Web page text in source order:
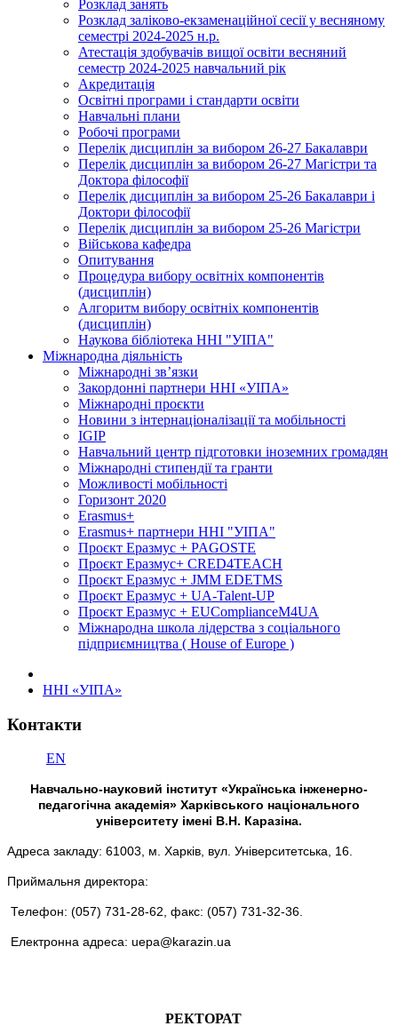
Розклад занять
Розклад заліково-екзаменаційної сесії у весняному
семестрі 2024-2025 н.р.
Атестація здобувачів вищої освіти весняний
семестр 2024-2025 навчальний рік
Акредитація
Освітні програми і стандарти освіти
Навчальні плани
Робочі програми
Перелік дисциплін за вибором 26-27 Бакалаври
Перелік дисциплін за вибором 26-27 Магістри та
Доктора філософії
Перелік дисциплін за вибором 25-26 Бакалаври і
Доктори філософії
Перелік дисциплін за вибором 25-26 Магістри
Військова кафедра
Опитування
Процедура вибору освітніх компонентів
(дисциплін)
Алгоритм вибору освітніх компонентів
(дисциплін)
Наукова бібліотека ННІ "УІПА"
Міжнародна діяльність
Міжнародні зв’язки
Закордонні партнери ННІ «УІПА»
Міжнародні проєкти
Новини з інтернаціоналізації та мобільності
IGIP
Навчальний центр підготовки іноземних громадян
Міжнародні стипендії та гранти
Можливості мобільності
Горизонт 2020
Erasmus+
Erasmus+ партнери ННІ "УІПА"
Проєкт Еразмус + PAGOSTE
Проєкт Еразмус+ CRED4TEACH
Проєкт Еразмус + JMM EDETMS
Проєкт Еразмус + UA-Talent-UP
Проєкт Еразмус + EUComplianceM4UA
Міжнародна школа лідерства з соціального
підприємництва ( House of Europe )
ННІ «УІПА»
Контакти
EN
Навчально-науковий інститут «Українська інженерно-
педагогічна академія» Харківського національного
університету імені В.Н. Каразіна.
Адреса закладу: 61003, м. Харків, вул. Університетська, 16.
Приймальня директора:
Телефон: (057) 731-28-62, факс: (057) 731-32-36.
Електронна адреса: uepa@karazin.ua
РЕКТОРАТ